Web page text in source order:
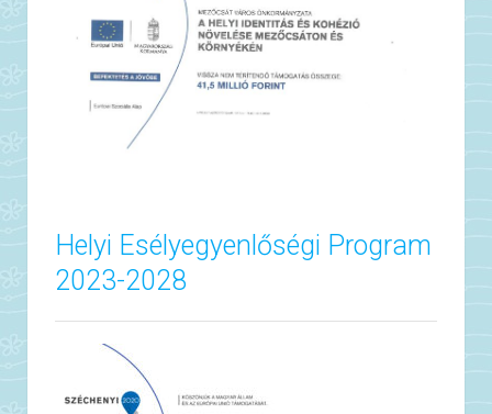
Helyi Esélyegyenlőségi Program
2023-2028